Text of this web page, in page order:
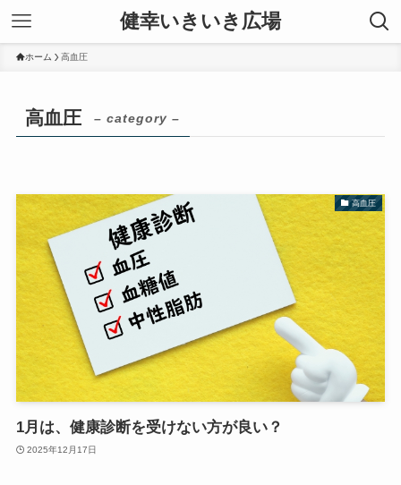
健幸いきいき広場
ホーム 高血圧
高血圧 – category –
高血圧
1月は、健康診断を受けない方が良い？
2025年12月17日